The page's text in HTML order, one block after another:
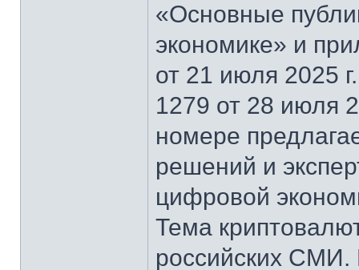
«Основные
экономике» и
от 21 июля 2025
1279 от 28 июля
номере
решений и
цифровой
Тема
российских СМИ.